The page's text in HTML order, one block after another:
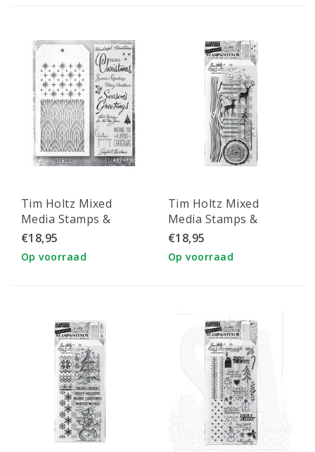
Tim Holtz Mixed
Media Stamps &
Stencil Set 56
€18,95
Op voorraad
Tim Holtz Mixed
Media Stamps &
Stencil Set 57
€18,95
Op voorraad